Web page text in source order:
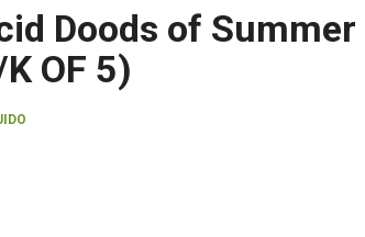
Doods of
OF 5)